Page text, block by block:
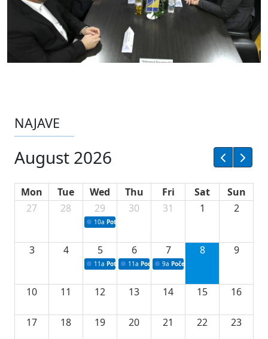
NAJAVE
August 2026
Mon Tue Wed Thu Fri Sat
Sun
27
28 29
10a Potpisivanje ugovora sa neprofitnim
30 31 1 2
3 4 5
11a Potpisivanje ugovora o stipendijama za
6
11a Podrška razvoju vodne infrastrukture u
7
9a Početak izgradnje nove
8 9
10 11 12 13 14 15 16
17 18 19 20 21 22 23